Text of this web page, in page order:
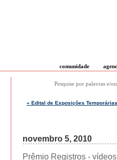
comunidade
Pesquise por palavras e/
« Edital de Exposições
novembro 5, 2010
Prêmio Registros -